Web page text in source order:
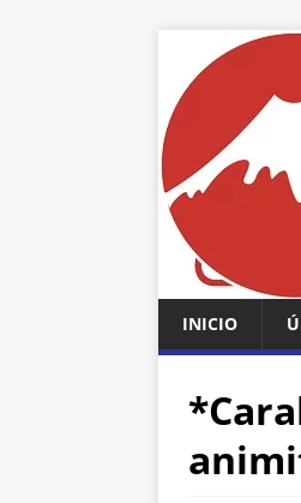
INICIO